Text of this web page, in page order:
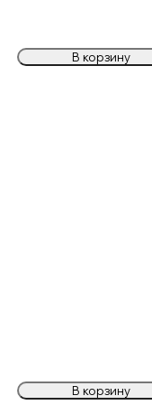
В корзину
В корзину